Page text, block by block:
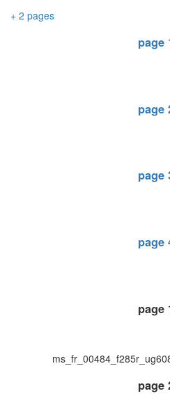
+ 2 pages
page
page
page
page
page
page